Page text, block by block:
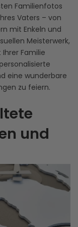
Familienfotos
Vaters – von
mit Enkeln und
Meisterwerk,
Familie
eine wunderbare
zu feiern.
und